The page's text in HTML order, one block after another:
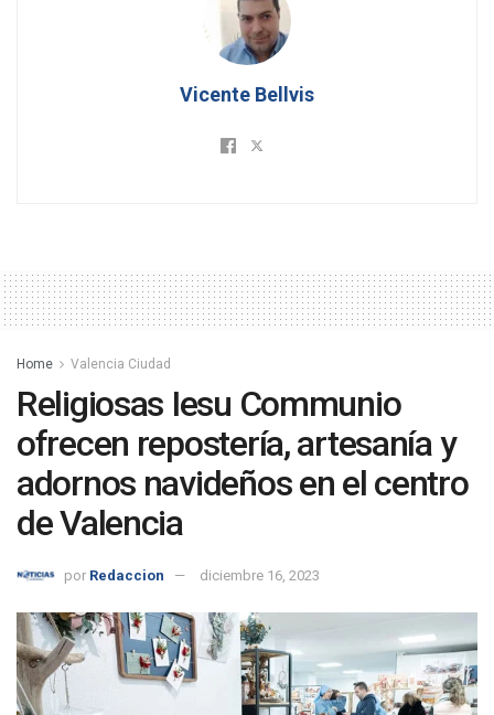
Vicente Bellvis
Home Valencia Ciudad
Religiosas Iesu Communio
ofrecen repostería, artesanía y
adornos navideños en el centro
de Valencia
por Redaccion diciembre 16, 2023